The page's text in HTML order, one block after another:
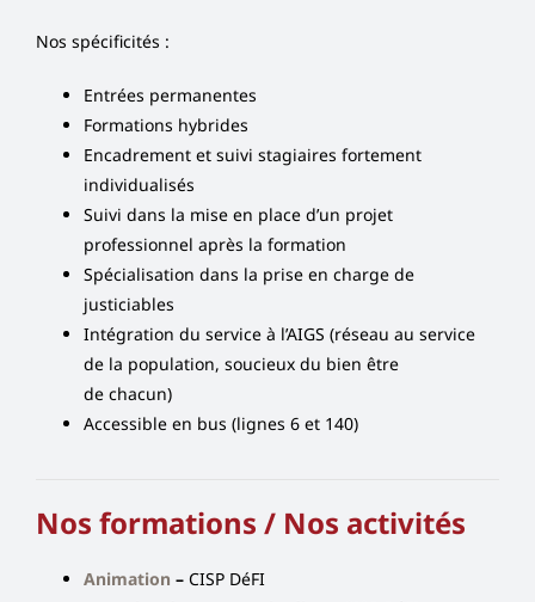
Nos spécificités :
Entrées permanentes
Formations hybrides
Encadrement et suivi stagiaires fortement
individualisés
Suivi dans la mise en place d’un projet
professionnel après la formation
Spécialisation dans la prise en charge de
justiciables
Intégration du service à l’AIGS (réseau au service
de la population, soucieux du bien être
de chacun)
Accessible en bus (lignes 6 et 140)
Nos formations / Nos activités
Animation – CISP DéFI